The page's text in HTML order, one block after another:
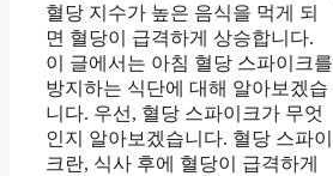
혈당 지수가 높은 음식을 먹게 되
면 혈당이 급격하게 상승합니다.
이 글에서는 아침 혈당 스파이크를
방지하는 식단에 대해 알아보겠습
니다. 우선, 혈당 스파이크가 무엇
인지 알아보겠습니다. 혈당 스파이
크란, 식사 후에 혈당이 급격하게